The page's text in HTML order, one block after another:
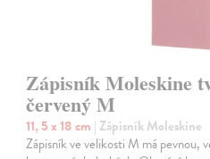
Zápisník Moleskine
červený M
11, 5 x 18 cm | Zápisník Moleskine
Zápisník ve velikosti M má pevnou,